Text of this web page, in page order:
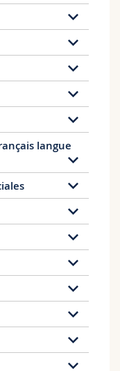
ou encore
universités et
le cadre
langue